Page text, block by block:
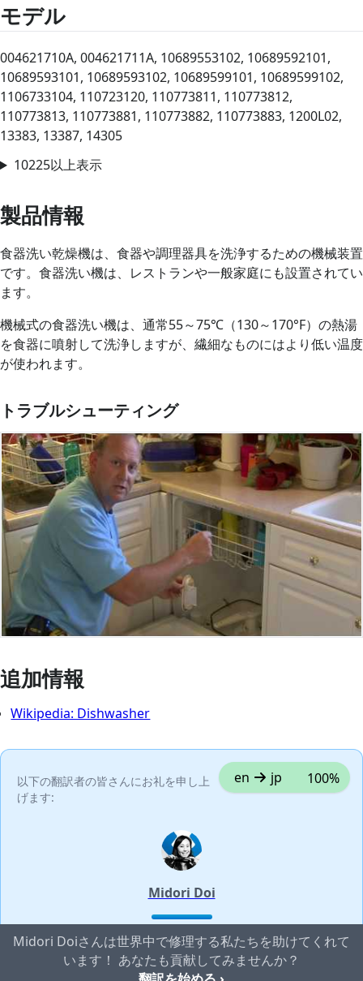
モデル
004621710A, 004621711A, 10689553102, 10689592101,
10689593101, 10689593102, 10689599101, 10689599102,
1106733104, 110723120, 110773811, 110773812,
110773813, 110773881, 110773882, 110773883, 1200L02,
13383, 13387, 14305
10225以上表示
製品情報
食器洗い乾燥機は、食器や調理器具を洗浄するための機械装置
です。食器洗い機は、レストランや一般家庭にも設置されてい
ます。
機械式の食器洗い機は、通常55～75℃（130～170°F）の熱湯
を食器に噴射して洗浄しますが、繊細なものにはより低い温度
が使われます。
トラブルシューティング
追加情報
Wikipedia: Dishwasher
以下の翻訳者の皆さんにお礼を申し上
げます:
en jp 100%
Midori Doi
Midori Doiさんは世界中で修理する私たちを助けてくれて
います！ あなたも貢献してみませんか？